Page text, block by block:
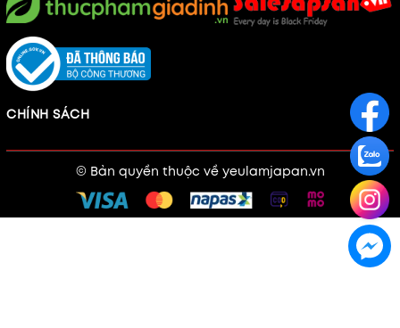
CHÍNH SÁCH
© Bản quyền thuộc về yeulamjapan.vn